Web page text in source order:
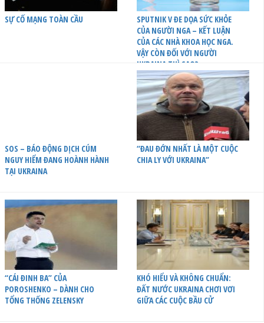
SỰ CỐ MẠNG TOÀN CẦU
SPUTNIK V ĐE DỌA SỨC KHỎE
CỦA NGƯỜI NGA – KẾT LUẬN
CỦA CÁC NHÀ KHOA HỌC NGA.
VẬY CÒN ĐỐI VỚI NGƯỜI
UKRAINA THÌ SAO?
SOS – BÁO ĐỘNG DỊCH CÚM
NGUY HIỂM ĐANG HOÀNH HÀNH
TẠI UKRAINA
“ĐAU ĐỚN NHẤT LÀ MỘT CUỘC
CHIA LY VỚI UKRAINA”
“CÁI ĐINH BA” CỦA
POROSHENKO – DÀNH CHO
TỔNG THỐNG ZELENSKY
KHÓ HIỂU VÀ KHÔNG CHUẨN:
ĐẤT NƯỚC UKRAINA CHƠI VƠI
GIỮA CÁC CUỘC BẦU CỬ